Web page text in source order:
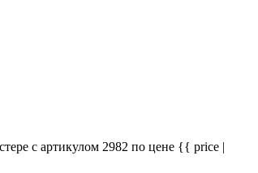
с артикулом 2982 по цене {{ price |